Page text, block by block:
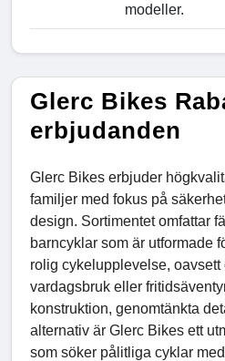
modeller.
Glerc Bikes
erbjudanden
Glerc Bikes erbjuder
familjer med fokus på
design. Sortimentet omfattar
barncyklar som är utformade
rolig cykelupplevelse, oavsett
vardagsbruk eller
konstruktion, genomtänkta
alternativ är Glerc Bikes ett
som söker pålitliga cyklar